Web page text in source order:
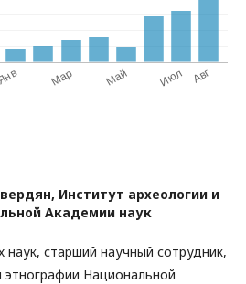
Институт археологии и
Академии наук
наук, старший научный сотрудник,
этнографии Национальной